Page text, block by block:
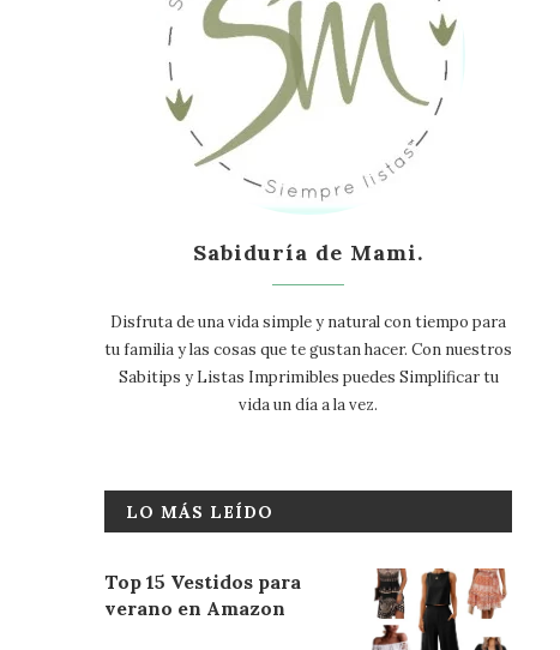
Sabiduría de Mami.
Disfruta de una vida simple y natural con tiempo para
tu familia y las cosas que te gustan hacer. Con nuestros
Sabitips y Listas Imprimibles puedes Simplificar tu
vida un día a la vez.
LO MÁS LEÍDO
Top 15 Vestidos para
verano en Amazon